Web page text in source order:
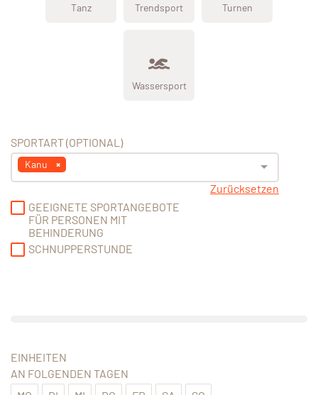
Tanz Trendsport Turnen
Wassersport
SPORTART (OPTIONAL)
Kanu
Zurücksetzen
GEEIGNETE SPORTANGEBOTE
FÜR PERSONEN MIT
BEHINDERUNG
SCHNUPPERSTUNDE
EINHEITEN
AN FOLGENDEN TAGEN